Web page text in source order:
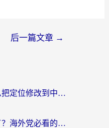
后一篇文章 →
在意大利用小红书怎么把定位修改到中国国内？3个实用技巧+1个靠谱工具帮你搞定
咪咕体育在香港用不了？海外党必看的回国加速器选择指南（附3个真实场景解决方案）